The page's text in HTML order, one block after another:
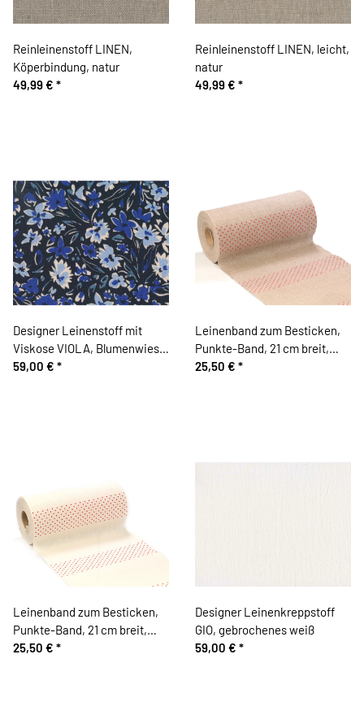
Reinleinenstoff LINEN,
Köperbindung, natur
49,99 € *
Reinleinenstoff LINEN, leicht,
natur
49,99 € *
Designer Leinenstoff mit
Viskose VIOLA, Blumenwiese,
ultramarinblau
59,00 € *
Leinenband zum Besticken,
Punkte-Band, 21 cm breit,
beigegrau-rot, Vaupel &
25,50 € *
Leinenband zum Besticken,
Punkte-Band, 21 cm breit,
creme-rot, Vaupel &
25,50 € *
Designer Leinenkreppstoff
GIO, gebrochenes weiß
59,00 € *